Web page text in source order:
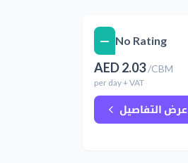
No Rating
—
AED2.03/CBM
per day+ VAT
عرض التفاصيل